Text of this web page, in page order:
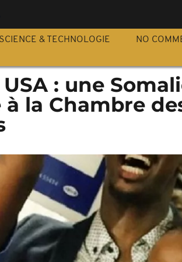
SCIENCE & TECHNOLOGIE NO
: une
la Chambre